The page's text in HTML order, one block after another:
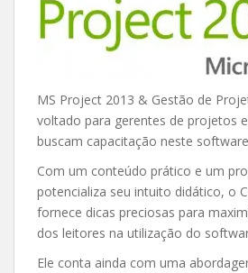
MS Project 2013 & Gestão de
voltado para gerentes de projetos
buscam capacitação neste
Com um conteúdo prático e um
potencializa seu intuito didático, o
fornece dicas preciosas para
dos leitores na utilização do
Ele conta ainda com uma